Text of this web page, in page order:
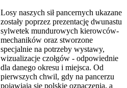
Losy naszych sił pancernych ukazane
zostały poprzez prezentację dwunastu
sylwetek mundurowych kierowców-
mechaników oraz stworzone
specjalnie na potrzeby wystawy,
wizualizacje czołgów - odpowiednie
dla danego okresu i miejsca. Od
pierwszych chwil, gdy na pancerzu
pojawiają się polskie oznaczenia, a